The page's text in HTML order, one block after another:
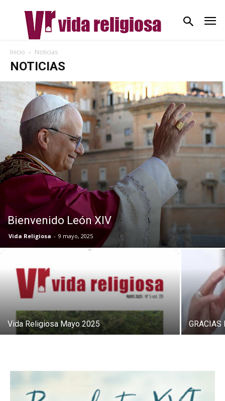
Inicio Noticias
NOTICIAS
Bienvenido León XIV
Vida Religiosa - 9 mayo, 2025
Vida Religiosa Mayo 2025 GRACIAS